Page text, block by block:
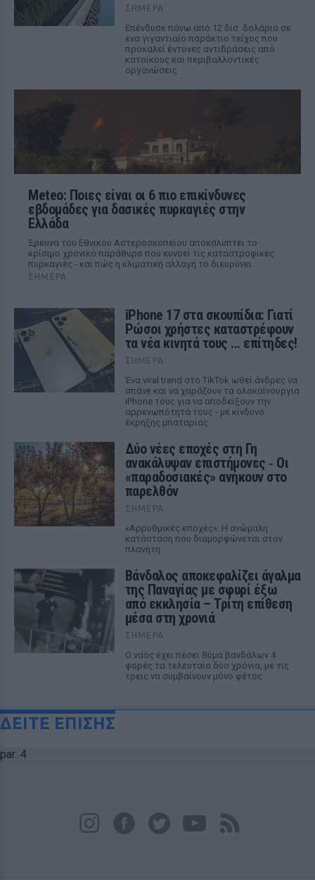
ΣΉΜΕΡΑ
Επένδυσε πάνω από 12 δισ. δολάρια σε
ένα γιγαντιαίο παράκτιο τείχος που
προκαλεί έντονες αντιδράσεις από
κατοίκους και περιβαλλοντικές
οργανώσεις
Meteo: Ποιες είναι οι 6 πιο επικίνδυνες
εβδομάδες για δασικές πυρκαγιές στην
Ελλάδα
Έρευνα του Εθνικού Αστεροσκοπείου αποκαλύπτει το
κρίσιμο χρονικό παράθυρο που ευνοεί τις καταστροφικές
πυρκαγιές - και πώς η κλιματική αλλαγή το διευρύνει.
ΣΉΜΕΡΑ
iPhone 17 στα σκουπίδια: Γιατί
Ρώσοι χρήστες καταστρέφουν
τα νέα κινητά τους ... επίτηδες!
ΣΉΜΕΡΑ
Ένα viral trend στο TikTok ωθεί άνδρες να
σπάνε και να χαράζουν τα ολοκαίνουργια
iPhone τους για να αποδείξουν την
αρρενωπότητά τους - με κίνδυνο
έκρηξης μπαταρίας.
Δύο νέες εποχές στη Γη
ανακάλυψαν επιστήμονες ‑ Oι
«παραδοσιακές» ανήκουν στο
παρελθόν
ΣΉΜΕΡΑ
«Αρρυθμικές εποχές»: Η ανώμαλη
κατάσταση που διαμορφώνεται στον
πλανήτη
Βάνδαλος αποκεφαλίζει άγαλμα
της Παναγίας με σφυρί έξω
από εκκλησία – Τρίτη επίθεση
μέσα στη χρονιά
ΣΉΜΕΡΑ
Ο ναός έχει πέσει θύμα βανδάλων 4
φορές τα τελευταία δύο χρόνια, με τις
τρεις να συμβαίνουν μόνο φέτος
ΔΕΙΤΕ ΕΠΙΣΗΣ
par: 4